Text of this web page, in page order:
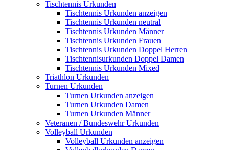
Tischtennis Urkunden
Tischtennis Urkunden anzeigen
Tischtennis Urkunden neutral
Tischtennis Urkunden Männer
Tischtennis Urkunden Frauen
Tischtennis Urkunden Doppel Herren
Tischtennisurkunden Doppel Damen
Tischtennis Urkunden Mixed
Triathlon Urkunden
Turnen Urkunden
Turnen Urkunden anzeigen
Turnen Urkunden Damen
Turnen Urkunden Männer
Veteranen / Bundeswehr Urkunden
Volleyball Urkunden
Volleyball Urkunden anzeigen